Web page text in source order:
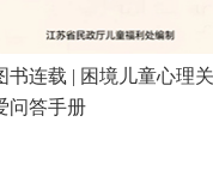
书连载 | 困境儿童心理关
问答手册